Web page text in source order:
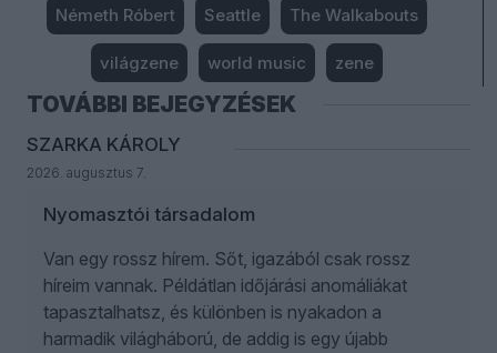
Németh Róbert Seattle The Walkabouts
világzene world music zene
TOVÁBBI BEJEGYZÉSEK
SZARKA KÁROLY
2026. augusztus 7.
Nyomasztói társadalom
Van egy rossz hírem. Sőt, igazából csak rossz
híreim vannak. Példátlan időjárási anomáliákat
tapasztalhatsz, és különben is nyakadon a
harmadik világháború, de addig is egy újabb